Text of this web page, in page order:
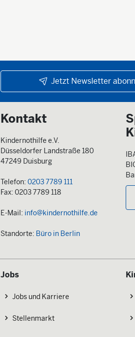
Jetzt Newsletter
Kontakt
Kindernothilfe e.V.
Düsseldorfer Landstraße 180
47249 Duisburg
Telefon: 0203 7789 111
Fax: 0203 7789 118
E-Mail: info@kindernothilfe.de
Standorte: Büro in Berlin
Jobs
Jobs und Karriere
Stellenmarkt